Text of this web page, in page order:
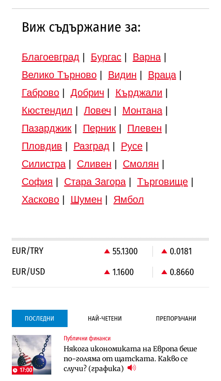
Виж съдържание за:
Благоевград Бургас| Варна|
Велико Търново| Видин Враца|
Габрово| Добрич Кърджали
Кюстендил
Ловеч Монтана|
Пазарджик| Перник| Плевен
Пловдив
Разград Русе|
Силистра| Сливен Смолян
София
Стара Загора| Търговище|
Хасково| Шумен Ямбол
EUR/TRY 55.1300
0.0181
EUR/USD
1.1600 0.8660
ПОСЛЕДНИ НАЙ-ЧЕТЕНИ ПРЕПОРЪЧАНИ
17:00
Публични финанси
Някога икономиката на Европа беше
по-голяма от щатската. Какво се
случи? (графика)
Градоустройство
Столична община избра изпълнител за
преместването на трамвайното
трасе по бул. „Скобелев“
Компании
Vivacom предлага над 150 устройства с
90% отстъпка през август